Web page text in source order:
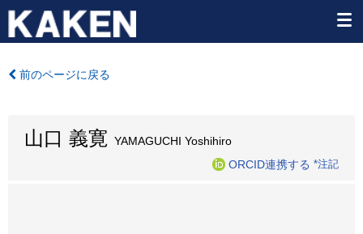
前のページに戻る
山口 義寛 YAMAGUCHI Yoshihiro
ORCID連携する *注記